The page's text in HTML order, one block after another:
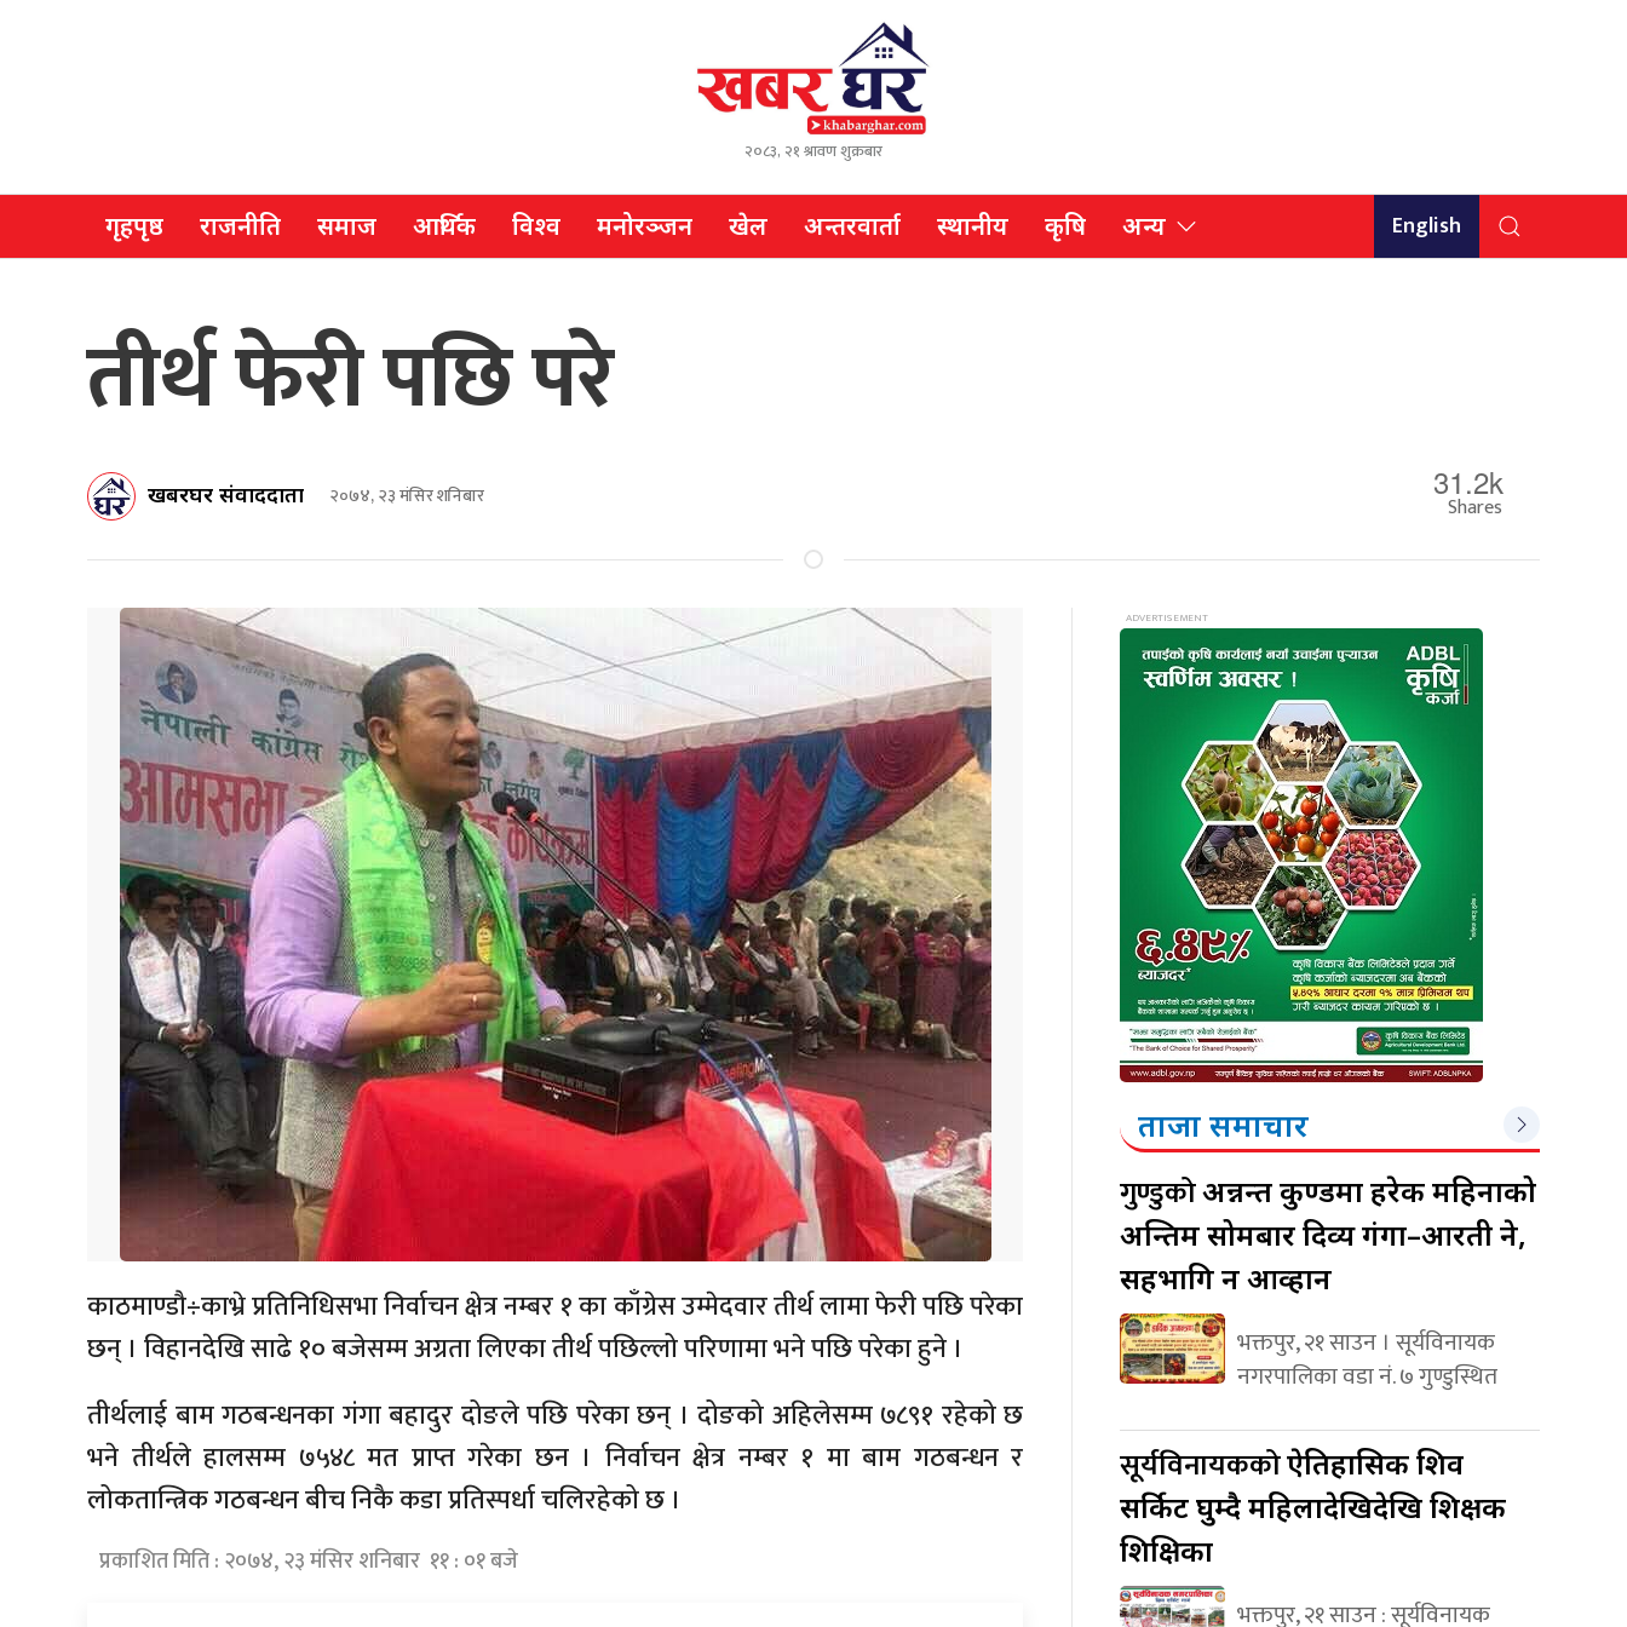
२०८३, २१ श्रावण शुक्रबार
गृहपृष्ठ राजनीति समाज आर्थिक विश्व मनोरञ्जन खेल अन्तरवार्ता स्थानीय कृषि अन्य English
तीर्थ फेरी पछि परे
खबरघर संवाददाता २०७४, २३ मंसिर शनिबार 31.2k
Shares
काठमाण्डौ÷काभ्रे प्रतिनिधिसभा निर्वाचन क्षेत्र नम्बर १ का काँग्रेस उम्मेदवार तीर्थ लामा फेरी पछि परेका
छन् । विहानदेखि साढे १० बजेसम्म अग्रता लिएका तीर्थ पछिल्लो परिणामा भने पछि परेका हुने ।
तीर्थलाई बाम गठबन्धनका गंगा बहादुर दोङले पछि परेका छन् । दोङको अहिलेसम्म ७८९१ रहेको छ
भने तीर्थले हालसम्म ७५४८ मत प्राप्त गरेका छन । निर्वाचन क्षेत्र नम्बर १ मा बाम गठबन्धन र
लोकतान्त्रिक गठबन्धन बीच निकै कडा प्रतिस्पर्धा चलिरहेको छ ।
प्रकाशित मिति : २०७४, २३ मंसिर शनिबार ११ : ०१ बजे
ताजा समाचार
गुण्डुकोअन्नन्त कुण्डमा हरेक महिनाको
अन्तिम सोमबार दिव्य गंगा–आरती हुने,
सहभागि हुन आव्हान
भक्तपुर, २१ साउन । सूर्यविनायक
नगरपालिका वडा नं. ७ गुण्डुस्थित
सूर्यविनायककोऐतिहासिक शिव
सर्किट घुम्दै महिलादेखिदेखि शिक्षक
शिक्षिका
भक्तपुर, २१ साउन : सूर्यविनायक